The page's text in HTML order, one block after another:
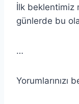
İlk beklentimiz
günlerde bu
…
Yorumlarınızı